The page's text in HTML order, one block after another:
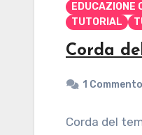
EDUCAZIONE
TUTORIAL
Corda
1 Commento
Corda del